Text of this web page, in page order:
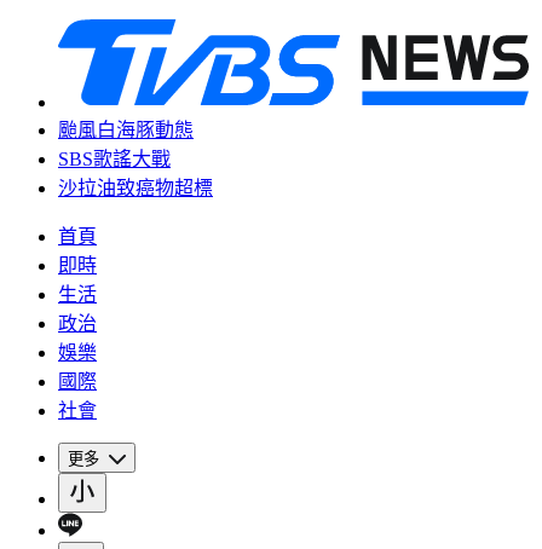
颱風白海豚動態
SBS歌謠大戰
沙拉油致癌物超標
首頁
即時
生活
政治
娛樂
國際
社會
更多